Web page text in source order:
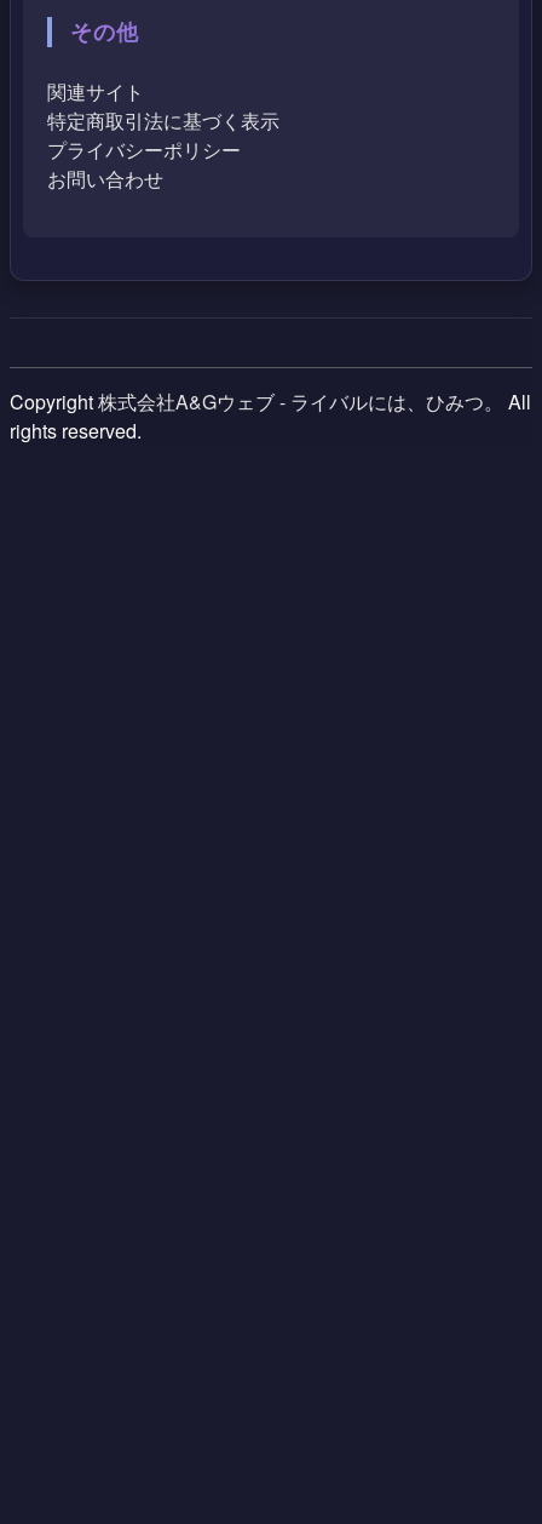
その他
関連サイト
特定商取引法に基づく表示
プライバシーポリシー
お問い合わせ
Copyright株式会社A&Gウェブ - ライバルには、ひみつ。
All
rights reserved.